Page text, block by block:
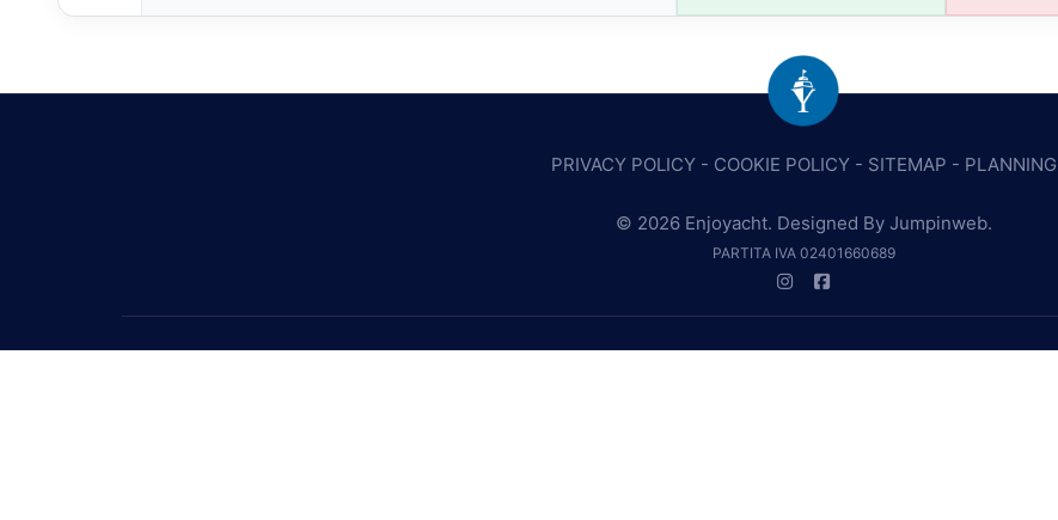
PRIVACY POLICY- COOKIE POLICY- SITEMAP - PLANNING
© 2026 Enjoyacht. Designed By Jumpinweb.
PARTITA IVA 02401660689